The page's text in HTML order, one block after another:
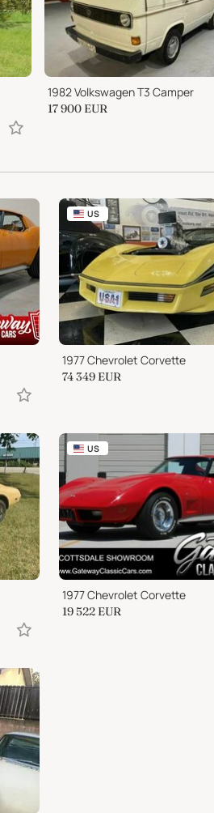
1982 Volkswagen T3 Camper
17 900 EUR
US
1977 Chevrolet Corvette
74 349 EUR
US
1977 Chevrolet Corvette
19 522 EUR